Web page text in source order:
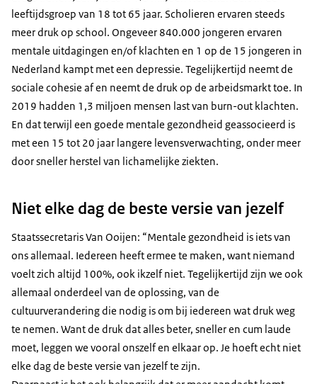
leeftijdsgroep van 18 tot 65 jaar. Scholieren ervaren steeds
meer druk op school. Ongeveer 840.000 jongeren ervaren
mentale uitdagingen en/of klachten en 1 op de 15 jongeren in
Nederland kampt met een depressie. Tegelijkertijd neemt de
sociale cohesie af en neemt de druk op de arbeidsmarkt toe. In
2019 hadden 1,3 miljoen mensen last van burn-out klachten.
En dat terwijl een goede mentale gezondheid geassocieerd is
met een 15 tot 20 jaar langere levensverwachting, onder meer
door sneller herstel van lichamelijke ziekten.
Niet elke dag de beste versie van jezelf
Staatssecretaris Van Ooijen: “Mentale gezondheid is iets van
ons allemaal. Iedereen heeft ermee te maken, want niemand
voelt zich altijd 100%, ook ikzelf niet. Tegelijkertijd zijn we ook
allemaal onderdeel van de oplossing, van de
cultuurverandering die nodig is om bij iedereen wat druk weg
te nemen. Want de druk dat alles beter, sneller en cum laude
moet, leggen we vooral onszelf en elkaar op. Je hoeft echt niet
elke dag de beste versie van jezelf te zijn.